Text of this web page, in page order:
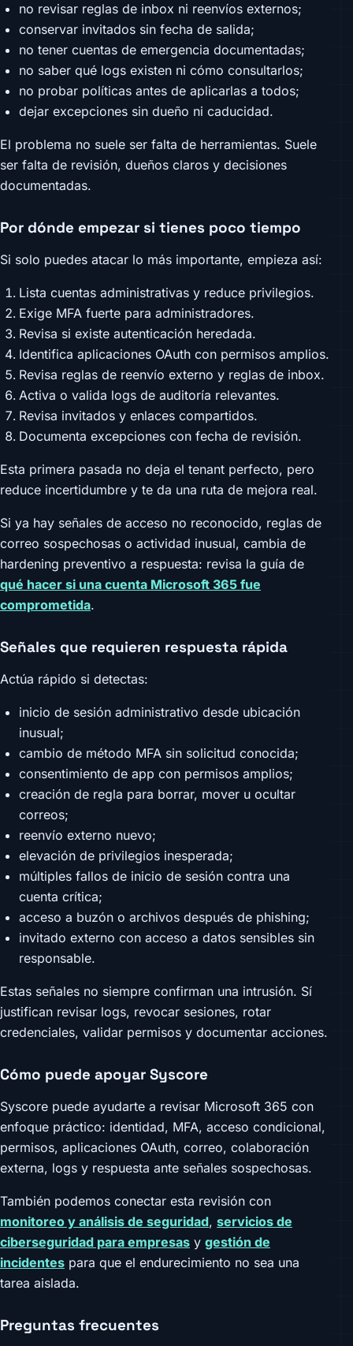
no revisar reglas de inbox ni reenvíos externos;
conservar invitados sin fecha de salida;
no tener cuentas de emergencia documentadas;
no saber qué logs existen ni cómo consultarlos;
no probar políticas antes de aplicarlas a todos;
dejar excepciones sin dueño ni caducidad.
El problema no suele ser falta de herramientas. Suele
ser falta de revisión, dueños claros y decisiones
documentadas.
Por dónde empezar si tienes poco tiempo
Si solo puedes atacar lo más importante, empieza así:
Lista cuentas administrativas y reduce privilegios.
Exige MFA fuerte para administradores.
Revisa si existe autenticación heredada.
Identifica aplicaciones OAuth con permisos amplios.
Revisa reglas de reenvío externo y reglas de inbox.
Activa o valida logs de auditoría relevantes.
Revisa invitados y enlaces compartidos.
Documenta excepciones con fecha de revisión.
Esta primera pasada no deja el tenant perfecto, pero
reduce incertidumbre y te da una ruta de mejora real.
Si ya hay señales de acceso no reconocido, reglas de
correo sospechosas o actividad inusual, cambia de
hardening preventivo a respuesta: revisa la guía de
qué hacer si una cuenta Microsoft 365 fue
comprometida.
Señales que requieren respuesta rápida
Actúa rápido si detectas:
inicio de sesión administrativo desde ubicación
inusual;
cambio de método MFA sin solicitud conocida;
consentimiento de app con permisos amplios;
creación de regla para borrar, mover u ocultar
correos;
reenvío externo nuevo;
elevación de privilegios inesperada;
múltiples fallos de inicio de sesión contra una
cuenta crítica;
acceso a buzón o archivos después de phishing;
invitado externo con acceso a datos sensibles sin
responsable.
Estas señales no siempre confirman una intrusión. Sí
justifican revisar logs, revocar sesiones, rotar
credenciales, validar permisos y documentar acciones.
Cómo puede apoyar Syscore
Syscore puede ayudarte a revisar Microsoft 365 con
enfoque práctico: identidad, MFA, acceso condicional,
permisos, aplicaciones OAuth, correo, colaboración
externa, logs y respuesta ante señales sospechosas.
También podemos conectar esta revisión con
monitoreo y análisis de seguridad, servicios de
ciberseguridad para empresas y gestión de
incidentes para que el endurecimiento no sea una
tarea aislada.
Preguntas frecuentes